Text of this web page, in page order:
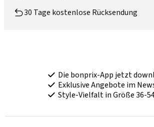
30 Tage kostenlose Rücksendung
Die bonprix-App jetzt
Exklusive Angebote im
Style-Vielfalt in Größe 36-